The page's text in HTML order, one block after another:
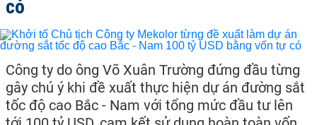
có
Công ty do ông Võ Xuân Trường đứng đầu từng
gây chú ý khi đề xuất thực hiện dự án đường sắt
tốc độ cao Bắc - Nam với tổng mức đầu tư lên